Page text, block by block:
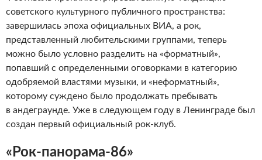
советского культурного публичного пространства:
завершилась эпоха официальных ВИА, а рок,
представленный любительскими группами, теперь
можно было условно разделить на «форматный»,
попавший с определенными оговор­ками в категорию
одобряемой властями музыки, и «неформатный»,
которому суждено было продолжать пребывать
в андеграунде. Уже в следующем году в Ленин­граде был
создан первый официальный рок-клуб.
«Рок-панорама-86»